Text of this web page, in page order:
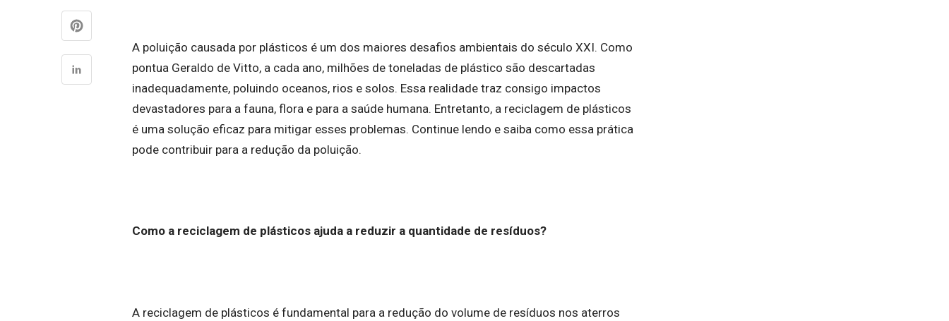
A poluição causada por plásticos é um dos maiores desafios ambientais do século XXI. Como
pontua Geraldo de Vitto, a cada ano, milhões de toneladas de plástico são descartadas
inadequadamente, poluindo oceanos, rios e solos. Essa realidade traz consigo impactos
devastadores para a fauna, flora e para a saúde humana. Entretanto, a reciclagem de plásticos
é uma solução eficaz para mitigar esses problemas. Continue lendo e saiba como essa prática
pode contribuir para a redução da poluição.
Como a reciclagem de plásticos ajuda a reduzir a quantidade de resíduos?
A reciclagem de plásticos é fundamental para a redução do volume de resíduos nos aterros